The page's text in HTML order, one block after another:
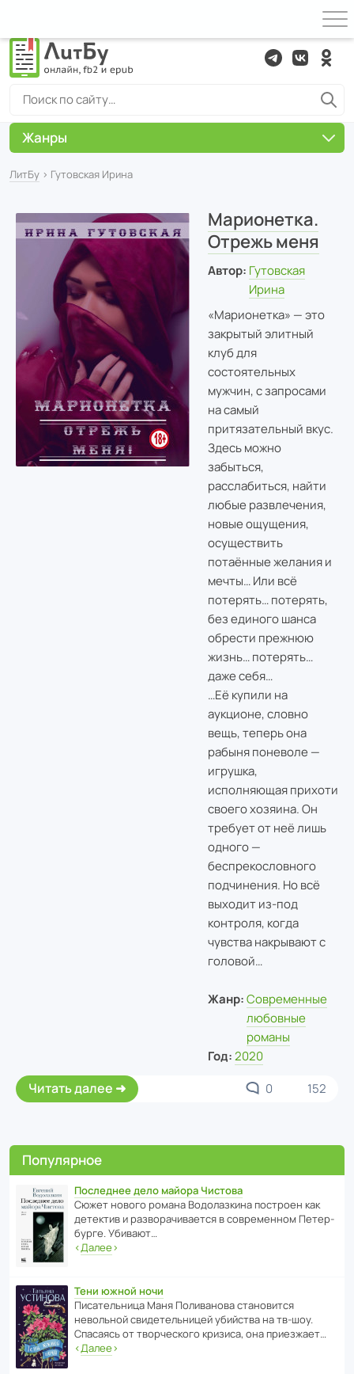
ЛитБу › Гутовская Ирина
Марионетка.
Отрежь меня
Автор: Гутовская
Ирина
«Марионетка» — это
закрытый элитный
клуб для
состоятельных
мужчин, с запросами
на самый
притязательный вкус.
Здесь можно
забыться,
расслабиться, найти
любые развлечения,
новые ощущения,
осуществить
потаённые желания и
мечты… Или всё
потерять… потерять,
без единого шанса
обрести прежнюю
жизнь… потерять…
даже себя…
…Её купили на
аукционе, словно
вещь, теперь она
рабыня поневоле —
игрушка,
исполняющая прихоти
своего хозяина. Он
требует от неё лишь
одного —
беспрекословного
подчинения. Но всё
выходит из-под
контроля, когда
чувства накрывают с
головой…
Жанр: Современные
любовные
романы
Год: 2020
Читать далее 0 152
Жанры
Популярное
Последнее дело майора Чистова
Сюжет нового романа Водо­ла­з­кина пост­роен как
дете­ктив и разво­ра­чи­ва­ется в совре­менном Пете­р­
бурге. Убивают…
‹Далее›
Тени южной ночи
Писа­тель­ница Маня Поли­ва­нова стано­вится
невольной свиде­тель­ницей убийства на тв-шоу.
Спасаясь от твор­че­с­кого кризиса, она приезжает…
‹Далее›